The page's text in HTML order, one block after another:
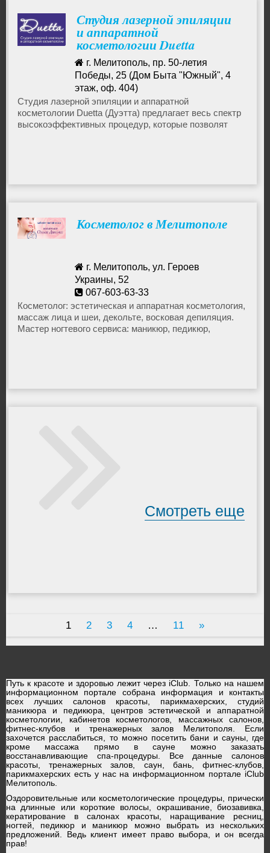
Студия лазерной эпиляции
и аппаратной
косметологии Duetta
(Дуэтта)
г. Мелитополь, пр. 50-летия
Победы, 25 (Дом Быта "Южный", 4
этаж, оф. 404)
096-952-53-05
Студия лазерной эпиляции и аппаратной
косметологии Duetta (Дуэтта) предлагает весь спектр
высокоэффективных процедур, которые позволят
Косметолог в Мелитополе
г. Мелитополь, ул. Героев
Украины, 52
067-603-63-33
holostyakova@rambler.ru
Косметолог: эстетическая и аппаратная косметология,
массаж лица и шеи, декольте, восковая депиляция.
Мастер ногтевого сервиса: маникюр, педикюр,
Смотреть еще
1 2 3 4 … 11 »
Путь к красоте и здоровью лежит через iClub. Только на нашем
информационном портале собрана информация и контакты
всех лучших салонов красоты, парикмахерских, студий
маникюра и педикюра, центров эстетической и аппаратной
косметологии, кабинетов косметологов, массажных салонов,
фитнес-клубов и тренажерных залов Мелитополя. Если
захочется расслабиться, то можно посетить бани и сауны, где
кроме массажа прямо в сауне можно заказать
восстанавливающие спа-процедуры. Все данные салонов
красоты, тренажерных залов, саун, бань, фитнес-клубов,
парикмахерских есть у нас на информационном портале iClub
Мелитополь
Оздоровительные или косметологические процедуры, прически
на длинные или короткие волосы, окрашивание, биозавивка,
кератирование в салонах красоты, наращивание ресниц,
ногтей, педикюр и маникюр можно выбрать из нескольких
предложений. Ведь клиент имеет право выбора, и он всегда
прав!